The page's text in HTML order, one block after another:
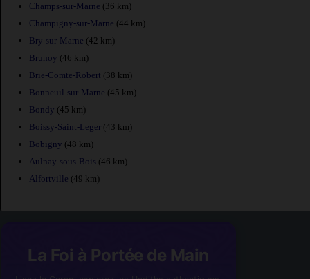
Champs-sur-Marne (36 km)
Champigny-sur-Marne (44 km)
Bry-sur-Marne (42 km)
Brunoy (46 km)
Brie-Comte-Robert (38 km)
Bonneuil-sur-Marne (45 km)
Bondy (45 km)
Boissy-Saint-Leger (43 km)
Bobigny (48 km)
Aulnay-sous-Bois (46 km)
Alfortville (49 km)
La Foi à Portée de Main